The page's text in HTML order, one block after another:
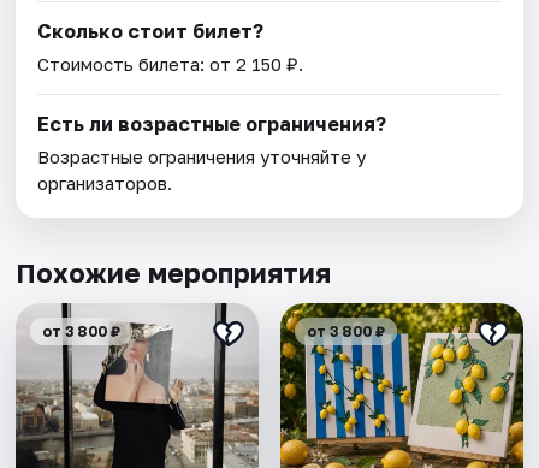
Сколько стоит билет?
Стоимость билета: от 2 150 ₽.
Есть ли возрастные ограничения?
Возрастные ограничения уточняйте у
организаторов.
Похожие мероприятия
от 3 800 ₽ от 3 800 ₽